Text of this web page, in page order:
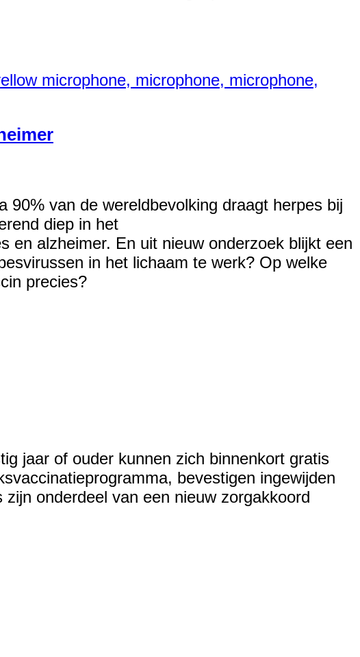
90% van de wereldbevolking draagt herpes bij
diep in het
en alzheimer. En uit nieuw onderzoek blijkt een
in het lichaam te werk? Op welke
precies?
jaar of ouder kunnen zich binnenkort gratis
bevestigen ingewijden
onderdeel van een nieuw zorgakkoord